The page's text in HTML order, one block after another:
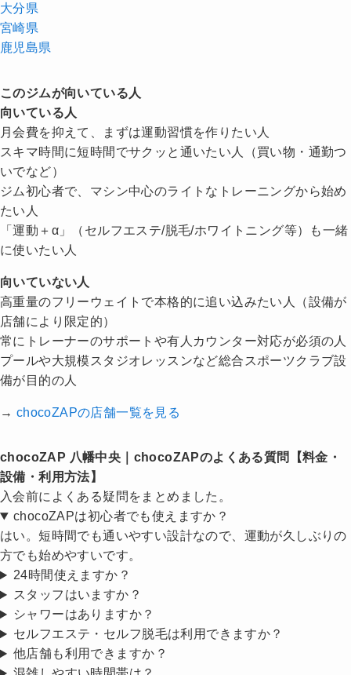
大分県
宮崎県
鹿児島県
このジムが向いている人
向いている人
月会費を抑えて、まずは運動習慣を作りたい人
スキマ時間に短時間でサクッと通いたい人（買い物・通勤つ
いでなど）
ジム初心者で、マシン中心のライトなトレーニングから始め
たい人
「運動＋α」（セルフエステ/脱毛/ホワイトニング等）も一緒
に使いたい人
向いていない人
高重量のフリーウェイトで本格的に追い込みたい人（設備が
店舗により限定的）
常にトレーナーのサポートや有人カウンター対応が必須の人
プールや大規模スタジオレッスンなど総合スポーツクラブ設
備が目的の人
→ chocoZAPの店舗一覧を見る
chocoZAP 八幡中央｜chocoZAPのよくある質問【料金・
設備・利用方法】
入会前によくある疑問をまとめました。
chocoZAPは初心者でも使えますか？
はい。短時間でも通いやすい設計なので、運動が久しぶりの
方でも始めやすいです。
24時間使えますか？
スタッフはいますか？
シャワーはありますか？
セルフエステ・セルフ脱毛は利用できますか？
他店舗も利用できますか？